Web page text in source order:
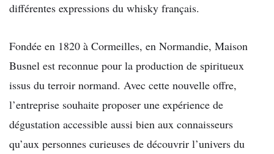
différentes expressions du whisky français.
Fondée en 1820 à Cormeilles, en Normandie, Maison
Busnel est reconnue pour la production de spiritueux
issus du terroir normand. Avec cette nouvelle offre,
l’entreprise souhaite proposer une expérience de
dégustation accessible aussi bien aux connaisseurs
qu’aux personnes curieuses de découvrir l’univers du